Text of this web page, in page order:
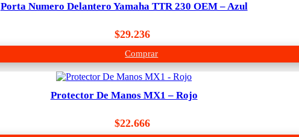
Porta Numero Delantero Yamaha TTR 230 OEM – Azul
$29.236
Comprar
Protector De Manos MX1 – Rojo
$22.666